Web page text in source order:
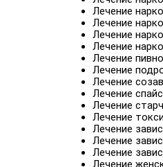
Лечение
Лечение
Лечение
Лечение
Лечение
Лечение
Лечение
Лечение
Лечение
Лечение
Лечение
Лечение
Лечение
Лечение